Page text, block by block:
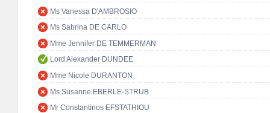
Ms Vanessa D'AMBROSIO
Ms Sabrina DE CARLO
Mme Jennifer DE TEMMERMAN
Lord Alexander DUNDEE
Mme Nicole DURANTON
Ms Susanne EBERLE-STRUB
Mr Constantinos EFSTATHIOU